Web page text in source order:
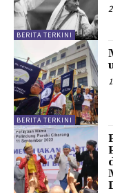
BERITA TERKINI
BERITA TERKINI